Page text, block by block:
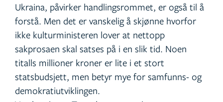
Ukraina, påvirker handlingsrommet, er også til å
forstå. Men det er vanskelig å skjønne hvorfor
ikke kulturministeren lover at nettopp
sakprosaen skal satses på i en slik tid. Noen
titalls millioner kroner er lite i et stort
statsbudsjett, men betyr mye for samfunns- og
demokratiutviklingen.